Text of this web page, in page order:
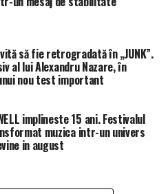
la timp creditul de
să fie retrogradată în „JUNK”.
al lui Alexandru Nazare, în
nou test important
implineste 15 ani. Festivalul
muzica intr-un univers
in august